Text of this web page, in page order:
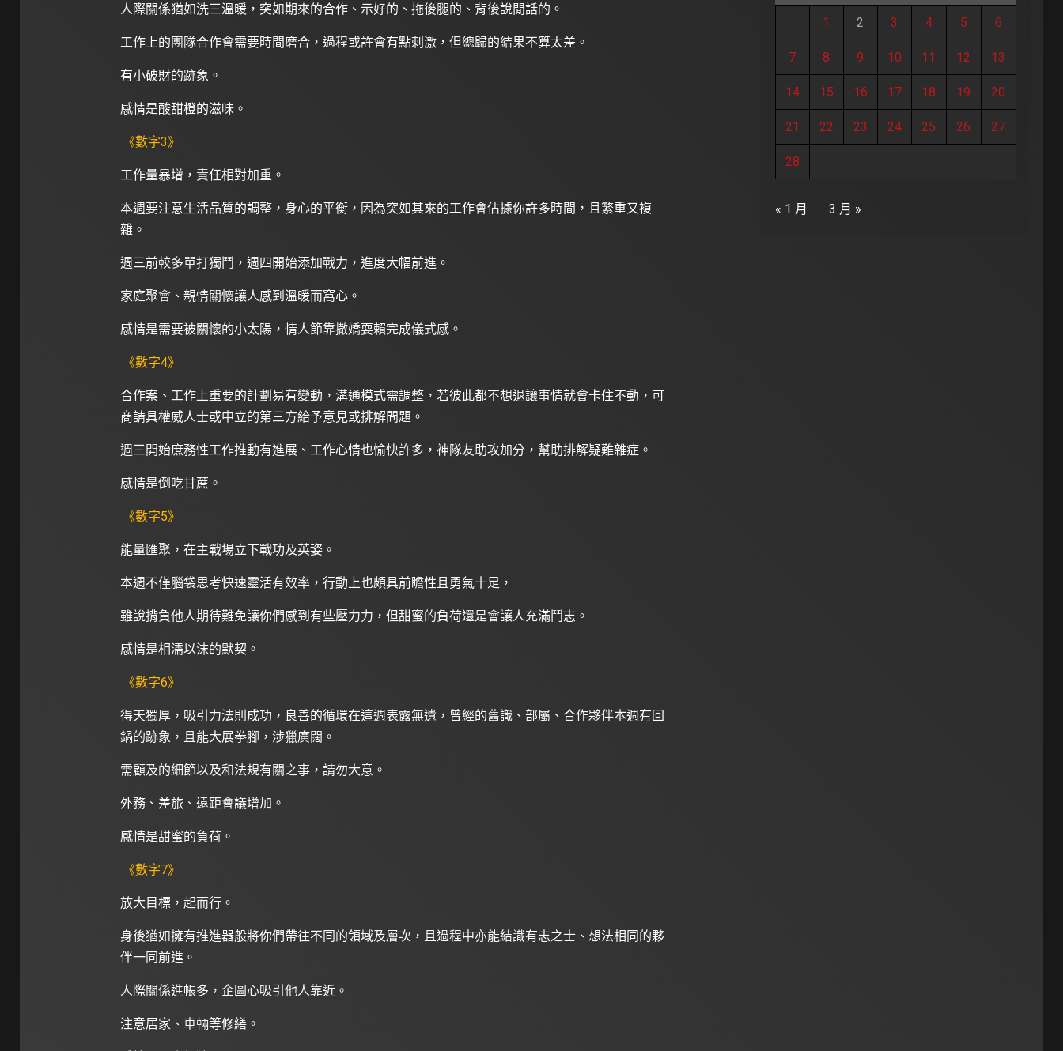
人際關係猶如洗三溫暖，突如期來的合作、示好的、拖後腿的、背後說閒話的。
工作上的團隊合作會需要時間磨合，過程或許會有點刺激，但總歸的結果不算太差。
有小破財的跡象。
感情是酸甜橙的滋味。
《數字3》
工作量暴增，責任相對加重。
本週要注意生活品質的調整，身心的平衡，因為突如其來的工作會佔據你許多時間，且繁重又複
雜。
週三前較多單打獨鬥，週四開始添加戰力，進度大幅前進。
家庭聚會、親情關懷讓人感到溫暖而窩心。
感情是需要被關懷的小太陽，情人節靠撒嬌耍賴完成儀式感。
《數字4》
合作案、工作上重要的計劃易有變動，溝通模式需調整，若彼此都不想退讓事情就會卡住不動，可
商請具權威人士或中立的第三方給予意見或排解問題。
週三開始庶務性工作推動有進展、工作心情也愉快許多，神隊友助攻加分，幫助排解疑難雜症。
感情是倒吃甘蔗。
《數字5》
能量匯聚，在主戰場立下戰功及英姿。
本週不僅腦袋思考快速靈活有效率，行動上也頗具前瞻性且勇氣十足，
雖說揹負他人期待難免讓你們感到有些壓力力，但甜蜜的負荷還是會讓人充滿鬥志。
感情是相濡以沫的默契。
《數字6》
得天獨厚，吸引力法則成功，良善的循環在這週表露無遺，曾經的舊識、部屬、合作夥伴本週有回
鍋的跡象，且能大展拳腳，涉獵廣闊。
需顧及的細節以及和法規有關之事，請勿大意。
外務、差旅、遠距會議增加。
感情是甜蜜的負荷。
《數字7》
放大目標，起而行。
身後猶如擁有推進器般將你們帶往不同的領域及層次，且過程中亦能結識有志之士、想法相同的夥
伴一同前進。
人際關係進帳多，企圖心吸引他人靠近。
注意居家、車輛等修繕。
1 2 3 4 5 6
7 8 9 10 11 12 13
14 15 16 17 18 19 20
21 22 23 24 25 26 27
28
« 1 月 3 月 »